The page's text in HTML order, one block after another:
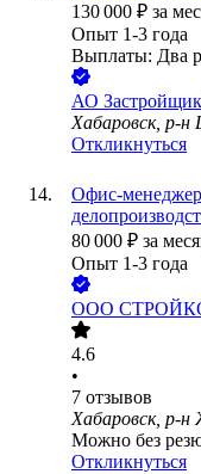
130 000 ₽ за
Опыт 1-3 года
Выплаты: Два
АО
Хабаровск, р-
Откликнуться
Офис-менеджер
80 000 ₽ за
Опыт 1-3 года
ООО
4.6
•
7 отзывов
Хабаровск, р-
Можно без
Откликнуться